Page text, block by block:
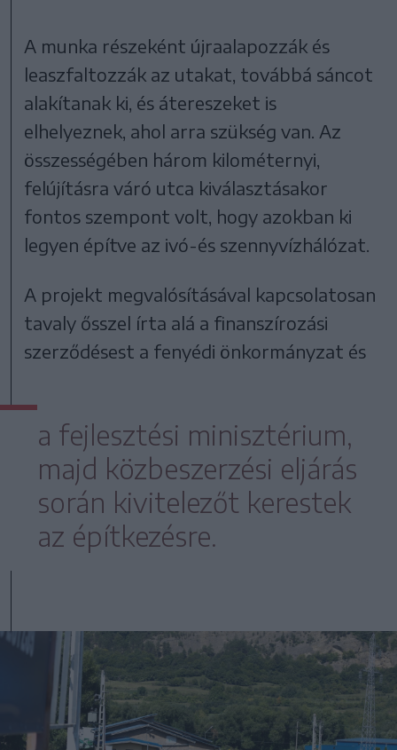
A munka részeként újraalapozzák és
leaszfaltozzák az utakat, továbbá sáncot
alakítanak ki, és átereszeket is
elhelyeznek, ahol arra szükség van. Az
összességében három kilométernyi,
felújításra váró utca kiválasztásakor
fontos szempont volt, hogy azokban ki
legyen építve az ivó-és szennyvízhálózat.
A projekt megvalósításával kapcsolatosan
tavaly ősszel írta alá a finanszírozási
szerződésest a fenyédi önkormányzat és
a fejlesztési minisztérium,
majd közbeszerzési eljárás
során kivitelezőt kerestek
az építkezésre.